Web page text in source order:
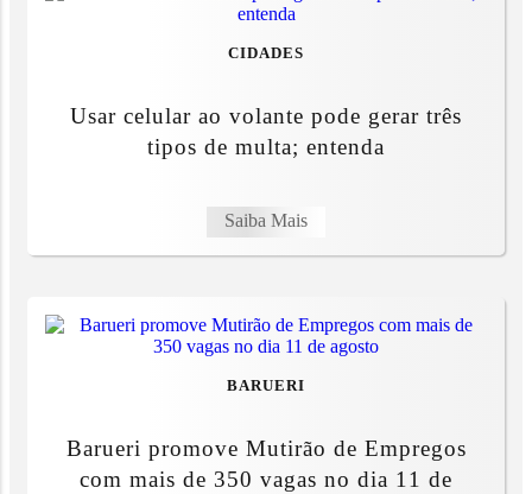
CIDADES
Usar celular ao volante pode gerar três
tipos de multa; entenda
Saiba Mais
BARUERI
Barueri promove Mutirão de Empregos
com mais de 350 vagas no dia 11 de